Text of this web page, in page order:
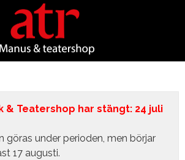
& Teatershop har stängt: 24 juli
göras under perioden, men börjar
17 augusti.